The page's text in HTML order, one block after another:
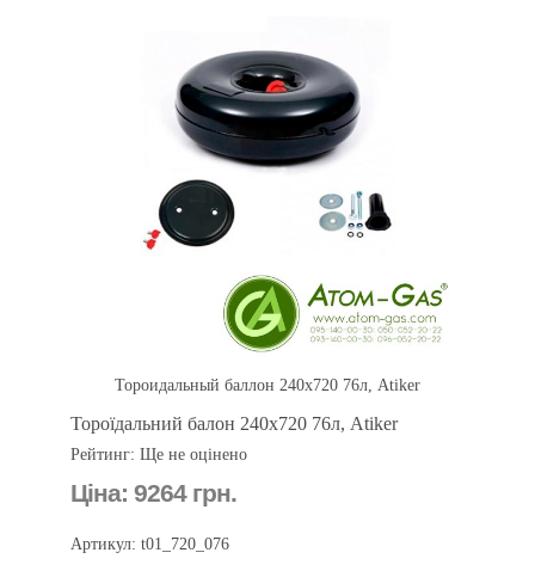
Тороидальный баллон 240x720 76л, Atiker
Тороїдальний балон 240x720 76л, Atiker
Рейтинг: Ще не оцінено
Ціна: 9264 грн.
Артикул: t01_720_076